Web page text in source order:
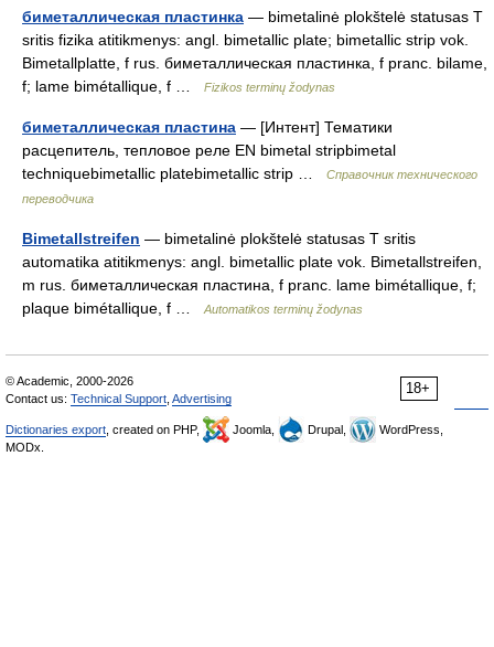
биметаллическая пластинка — bimetalinė plokštelė statusas T
sritis fizika atitikmenys: angl. bimetallic plate; bimetallic strip vok.
Bimetallplatte, f rus. биметаллическая пластинка, f pranc. bilame,
f; lame bimétallique, f …
Fizikos terminų žodynas
биметаллическая пластина — [Интент] Тематики
расцепитель, тепловое реле EN bimetal stripbimetal
techniquebimetallic platebimetallic strip …
Справочник технического
переводчика
Bimetallstreifen — bimetalinė plokštelė statusas T sritis
automatika atitikmenys: angl. bimetallic plate vok. Bimetallstreifen,
m rus. биметаллическая пластина, f pranc. lame bimétallique, f;
plaque bimétallique, f …
Automatikos terminų žodynas
18+
© Academic, 2000-2026
Contact us: Technical Support Advertising
Dictionaries export , created on PHP, Joomla, Drupal,
WordPress,
MODx.